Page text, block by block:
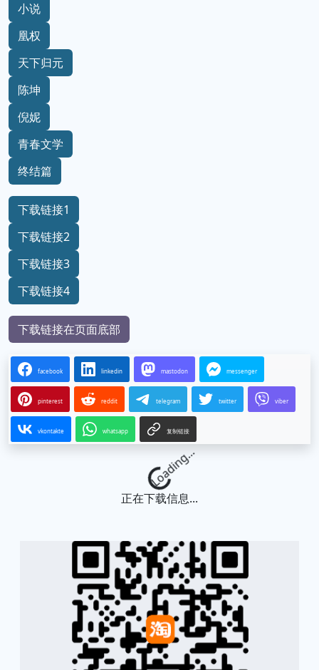
小说
凰权
天下归元
陈坤
倪妮
青春文学
终结篇
下载链接1
下载链接2
下载链接3
下载链接4
下载链接在页面底部
facebook linkedin mastodon messenger
pinterest reddit telegram twitter viber
vkontakte whatsapp 复制链接
Loading...
正在下载信息...